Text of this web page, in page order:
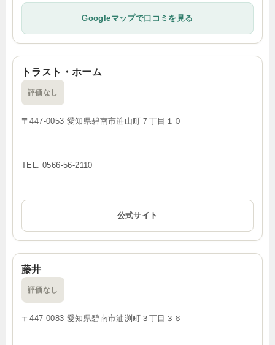
Googleマップで口コミを見る
トラスト・ホーム
評価なし
〒447-0053 愛知県碧南市笹山町７丁目１０
TEL: 0566-56-2110
公式サイト
藤井
評価なし
〒447-0083 愛知県碧南市油渕町３丁目３６